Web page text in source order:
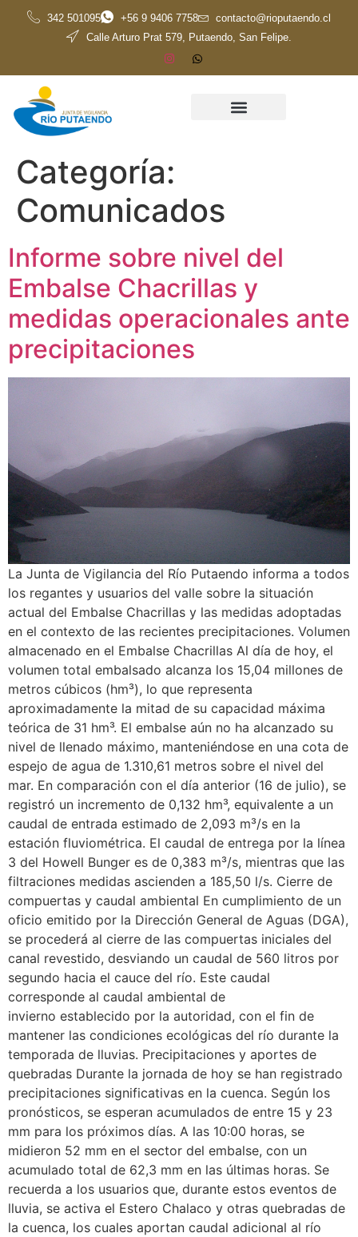
342 501095 +56 9 9406 7758
contacto@rioputaendo.cl
Calle Arturo Prat 579, Putaendo, San Felipe.
Categoría:
Comunicados
Informe sobre nivel del
Embalse Chacrillas y
medidas operacionales ante
precipitaciones
La Junta de Vigilancia del Río Putaendo informa a todos
los regantes y usuarios del valle sobre la situación
actual del Embalse Chacrillas y las medidas adoptadas
en el contexto de las recientes precipitaciones. Volumen
almacenado en el Embalse Chacrillas Al día de hoy, el
volumen total embalsado alcanza los 15,04 millones de
metros cúbicos (hm³), lo que representa
aproximadamente la mitad de su capacidad máxima
teórica de 31 hm³. El embalse aún no ha alcanzado su
nivel de llenado máximo, manteniéndose en una cota de
espejo de agua de 1.310,61 metros sobre el nivel del
mar. En comparación con el día anterior (16 de julio), se
registró un incremento de 0,132 hm³, equivalente a un
caudal de entrada estimado de 2,093 m³/s en la
estación fluviométrica. El caudal de entrega por la línea
3 del Howell Bunger es de 0,383 m³/s, mientras que las
filtraciones medidas ascienden a 185,50 l/s. Cierre de
compuertas y caudal ambiental En cumplimiento de un
oficio emitido por la Dirección General de Aguas (DGA),
se procederá al cierre de las compuertas iniciales del
canal revestido, desviando un caudal de 560 litros por
segundo hacia el cauce del río. Este caudal
corresponde al caudal ambiental de
invierno establecido por la autoridad, con el fin de
mantener las condiciones ecológicas del río durante la
temporada de lluvias. Precipitaciones y aportes de
quebradas Durante la jornada de hoy se han registrado
precipitaciones significativas en la cuenca. Según los
pronósticos, se esperan acumulados de entre 15 y 23
mm para los próximos días. A las 10:00 horas, se
midieron 52 mm en el sector del embalse, con un
acumulado total de 62,3 mm en las últimas horas. Se
recuerda a los usuarios que, durante estos eventos de
lluvia, se activa el Estero Chalaco y otras quebradas de
la cuenca, los cuales aportan caudal adicional al río